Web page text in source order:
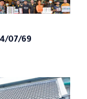
07/69